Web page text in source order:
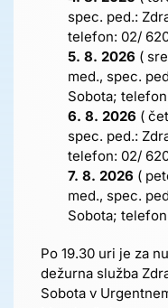
spec. ped.:
telefon: 02/
5. 8. 2026 (
med., spec.
Sobota;
6. 8. 2026 (
spec. ped.:
telefon: 02/
7. 8. 2026 (
med., spec.
Sobota;
Po 19.30 uri je za
dežurna služba
Sobota v